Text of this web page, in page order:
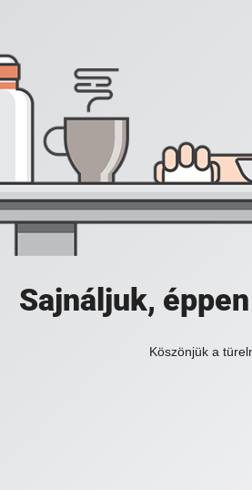
Sajnáljuk,
Köszönjük a